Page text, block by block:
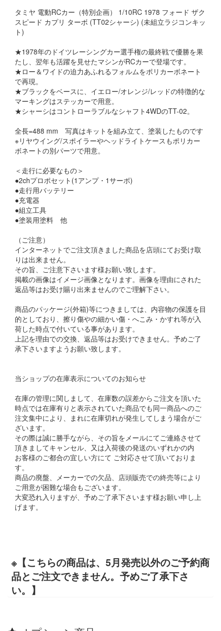
タミヤ 電動RCカー（特別企画） 1/10RC 1978 フォード ザク
スピード カプリ ターボ (TT02シャーシ) (未組立ラジコンキッ
ト)
★1978年のドイツレーシングカー選手権の最終戦で優勝を果
たし、翌年も活躍を見せたマシンがRCカーで登場です。
★ロー＆ワイドの迫力あふれるフォルムをポリカーボネート
で再現。
★ブラックをベースに、イエロー/オレンジ/レッドの特徴的な
マーキングはステッカーで用意。
★シャーシはコントローラブルなシャフト4WDのTT-02。
全長=488 mm 写真はキットを組み立て、塗装したものです
※リヤウイング/スポイラーやヘッドライトケースもポリカー
ボネートの別パーツで用意。
＜走行に必要なもの＞
●2chプロポセット(1アンプ・1サーボ)
●走行用バッテリー
●充電器
●組立工具
●塗装用塗料 他
（ご注意）
インターネットでご注文頂きました商品を店頭にてお受け取
りは出来ません。
その旨、ご注意下さいます様お願い致します。
掲載の画像はイメージ画像となります。画像を理由にされた
返品等はお受け賜り出来ませんのでご理解下さい。
商品のパッケージ(外箱)等につきましては、内容物の保護を目
的としており、擦り傷やの細かい傷・へこみ・かすれ等が入
荷した時点で付いている事があります。
上記を理由での交換、返品等はお受けできません。予めご了
承下さいますようお願い致します。
当ショップの在庫表示についてのお知らせ
在庫の管理に関しまして、在庫数の誤差からご注文を頂いた
時点では在庫有りと表示されていた商品でも同一商品へのご
注文集中により、まれに在庫切れが発生してしまう場合がご
ざいます。
その際は誠に勝手ながら、その旨をメールにてご連絡させて
頂きましてキャンセル、又は入荷後の発送のいずれかの内
お客様のご都合の宜しい方にて ご対応させて頂いておりま
す。
商品の廃盤、メーカーでの欠品、店頭販売での終売等により
ご用意が困難な場合もございます。
大変恐れ入りますが、予めご了承下さいます様お願い申し上
げます。
※【こちらの商品は、5月発売以外のご予約商
品とご注文できません。予めご了承下さ
い。】